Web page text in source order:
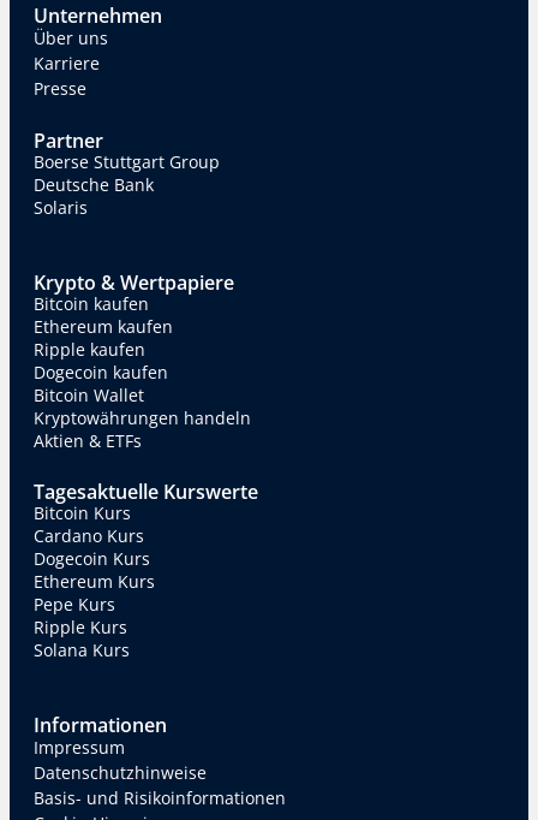
Unternehmen
Über uns
Karriere
Presse
Partner
Boerse Stuttgart Group
Deutsche Bank
Solaris
Krypto & Wertpapiere
Bitcoin kaufen
Ethereum kaufen
Ripple kaufen
Dogecoin kaufen
Bitcoin Wallet
Kryptowährungen handeln
Aktien & ETFs
Tagesaktuelle Kurswerte
Bitcoin Kurs
Cardano Kurs
Dogecoin Kurs
Ethereum Kurs
Pepe Kurs
Ripple Kurs
Solana Kurs
Informationen
Impressum
Datenschutzhinweise
Basis- und Risikoinformationen